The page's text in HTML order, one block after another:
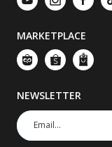
MARKETPLACE
NEWSLETTER